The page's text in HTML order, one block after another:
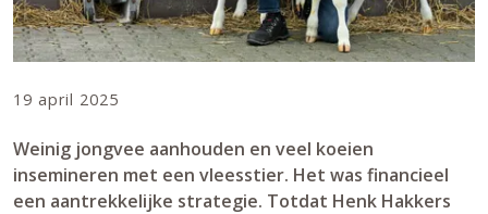
19 april 2025
Weinig jongvee aanhouden en veel koeien
insemineren met een vleesstier. Het was financieel
een aantrekkelijke strategie. Totdat Henk Hakkers